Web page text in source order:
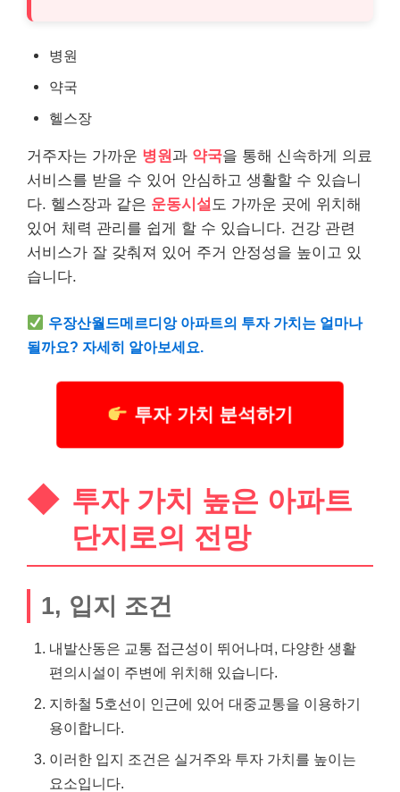
병원
약국
헬스장
거주자는 가까운 병원 과 약국을 통해 신속하게 의료
서비스를 받을 수 있어 안심하고 생활할 수 있습니
다. 헬스장과 같은 운동시설 도 가까운 곳에 위치해
있어 체력 관리를 쉽게 할 수 있습니다. 건강 관련
서비스가 잘 갖춰져 있어 주거 안정성을 높이고 있
습니다.
우장산월드메르디앙 아파트의 투자 가치는 얼마나
될까요? 자세히 알아보세요.
투자 가치 분석하기
투자 가치 높은 아파트
단지로의 전망
1, 입지 조건
내발산동은 교통 접근성이 뛰어나며, 다양한 생활
편의시설이 주변에 위치해 있습니다.
지하철 5호선이 인근에 있어 대중교통을 이용하기
용이합니다.
이러한 입지 조건은 실거주와 투자 가치를 높이는
요소입니다.